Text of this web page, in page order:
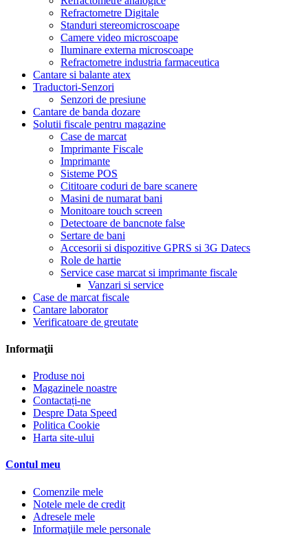
Refractometre Digitale
Standuri stereomicroscoape
Camere video microscoape
Iluminare externa microscoape
Refractometre industria farmaceutica
Cantare si balante atex
Traductori-Senzori
Senzori de presiune
Cantare de banda dozare
Solutii fiscale pentru magazine
Case de marcat
Imprimante Fiscale
Imprimante
Sisteme POS
Cititoare coduri de bare scanere
Masini de numarat bani
Monitoare touch screen
Detectoare de bancnote false
Sertare de bani
Accesorii si dispozitive GPRS si 3G Datecs
Role de hartie
Service case marcat si imprimante fiscale
Vanzari si service
Case de marcat fiscale
Cantare laborator
Verificatoare de greutate
Informaţii
Produse noi
Magazinele noastre
Contactați-ne
Despre Data Speed
Politica Cookie
Harta site-ului
Contul meu
Comenzile mele
Notele mele de credit
Adresele mele
Informaţiile mele personale